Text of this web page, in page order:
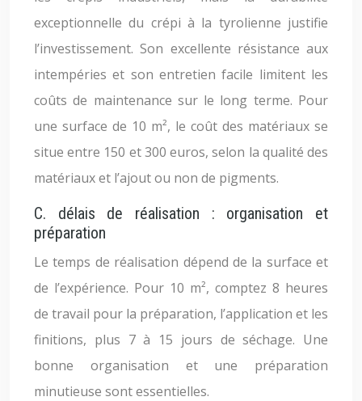
exceptionnelle du crépi à la tyrolienne justifie
l’investissement. Son excellente résistance aux
intempéries et son entretien facile limitent les
coûts de maintenance sur le long terme. Pour
une surface de 10 m², le coût des matériaux se
situe entre 150 et 300 euros, selon la qualité des
matériaux et l’ajout ou non de pigments.
C. délais de réalisation : organisation et
préparation
Le temps de réalisation dépend de la surface et
de l’expérience. Pour 10 m², comptez 8 heures
de travail pour la préparation, l’application et les
finitions, plus 7 à 15 jours de séchage. Une
bonne organisation et une préparation
minutieuse sont essentielles.